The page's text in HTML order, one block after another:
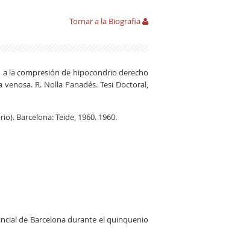
Tornar a la Biografia
a la compresión de hipocondrio derecho
R. Nolla Panadés. Tesi Doctoral,
Barcelona: Teide, 1960. 1960.
de Barcelona durante el quinquenio